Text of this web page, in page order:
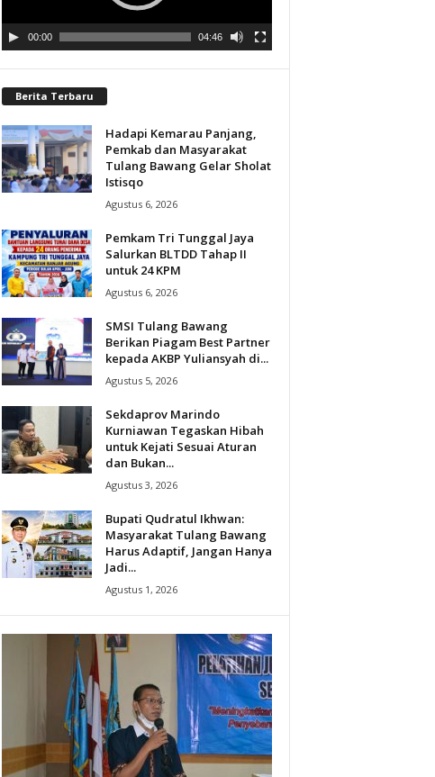
00:00 04:46
Berita Terbaru
Hadapi Kemarau Panjang,
Pemkab dan Masyarakat
Tulang Bawang Gelar Sholat
Istisqo
Agustus 6, 2026
Pemkam Tri Tunggal Jaya
Salurkan BLTDD Tahap II
untuk 24 KPM
Agustus 6, 2026
SMSI Tulang Bawang
Berikan Piagam Best Partner
kepada AKBP Yuliansyah di...
Agustus 5, 2026
Sekdaprov Marindo
Kurniawan Tegaskan Hibah
untuk Kejati Sesuai Aturan
dan Bukan...
Agustus 3, 2026
Bupati Qudratul Ikhwan:
Masyarakat Tulang Bawang
Harus Adaptif, Jangan Hanya
Jadi...
Agustus 1, 2026